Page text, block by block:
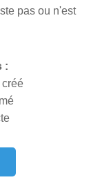
pas ou n'est
:
créé